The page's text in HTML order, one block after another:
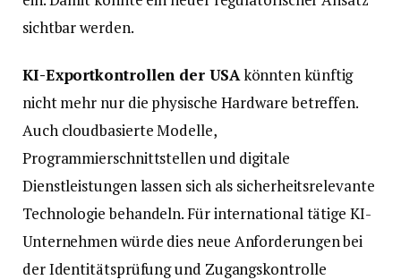
sichtbar werden.
KI-Exportkontrollen der USAkönnten künftig
nicht mehr nur die physische Hardware betreffen.
Auch cloudbasierte Modelle,
Programmierschnittstellen und digitale
Dienstleistungen lassen sich als sicherheitsrelevante
Technologie behandeln. Für international tätige KI-
Unternehmen würde dies neue Anforderungen bei
der Identitätsprüfung und Zugangskontrolle